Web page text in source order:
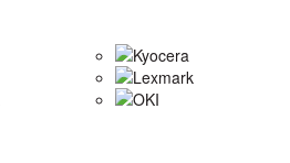
Kyocera
Lexmark
OKI